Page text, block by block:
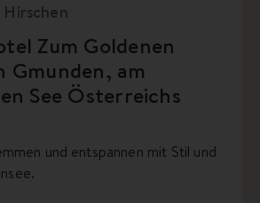
Hirschen
Zum Goldenen
Gmunden, am
See Österreichs
und entspannen mit Stil und